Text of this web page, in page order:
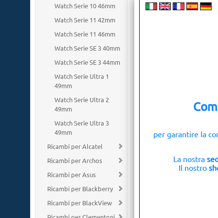
Watch Serie 10 46mm
Watch Serie 11 42mm
Watch Serie 11 46mm
Watch Serie SE 3 40mm
Watch Serie SE 3 44mm
Watch Serie Ultra 1
49mm
Watch Serie Ultra 2
49mm
Watch Serie Ultra 3
49mm
Ricambi per Alcatel
Ricambi per Archos
Ricambi per Asus
Ricambi per Blackberry
Ricambi per BlackView
Watch Serie SE 1a
Watch Serie 5a
SUPPORTO
SENSORE PER
PLUS
per garantire la
La nostra
Il nostro